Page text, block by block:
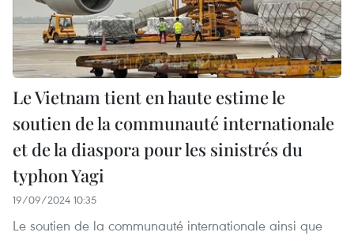
Le Vietnam tient en haute estime le
soutien de la communauté internationale
et de la diaspora pour les sinistrés du
typhon Yagi
19/09/2024 10:35
Le soutien de la communauté internationale ainsi que